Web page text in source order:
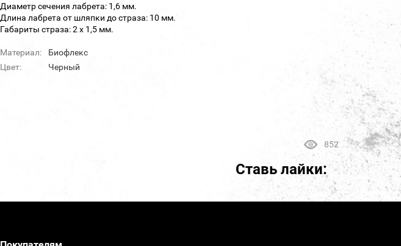
Диаметр сечения лабрета: 1,6 мм.
Длина лабрета от шляпки до страза: 10 мм.
Габариты страза: 2 х 1,5 мм.
Материал:
Биофлекс
Цвет:
Черный
852
Ставь лайки: